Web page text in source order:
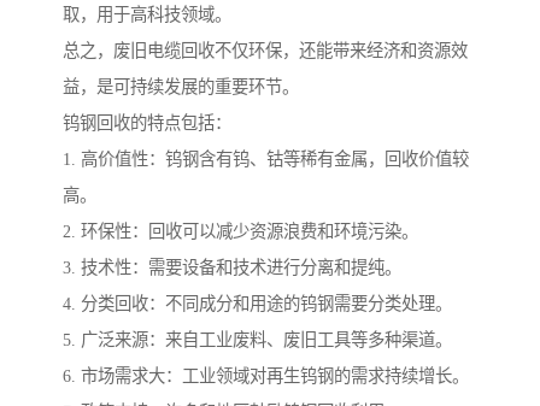
取，用于高科技领域。
总之，废旧电缆回收不仅环保，还能带来经济和资源效
益，是可持续发展的重要环节。
钨钢回收的特点包括：
1. 高价值性：钨钢含有钨、钴等稀有金属，回收价值较
高。
2. 环保性：回收可以减少资源浪费和环境污染。
3. 技术性：需要设备和技术进行分离和提纯。
4. 分类回收：不同成分和用途的钨钢需要分类处理。
5. 广泛来源：来自工业废料、废旧工具等多种渠道。
6. 市场需求大：工业领域对再生钨钢的需求持续增长。